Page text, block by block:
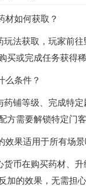
材如何获取？
玩法获取，玩家前
买或完成任务获得稀
么条件？
药铺等级、完成特
方需要解锁特定门客
效果适用于所有场景
货币在购买药材、
加的效果，无需担